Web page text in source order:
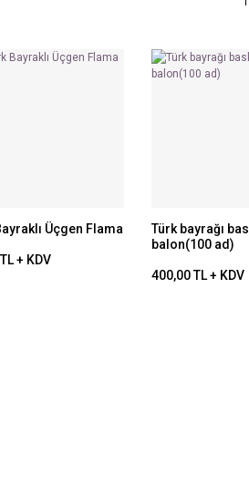
Üçgen Flama
+ KDV
Türk bayrağı
balon(100 ad)
400,00 TL + KDV